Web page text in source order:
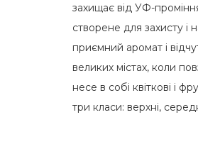
захищає від УФ-
створене для захисту і
приємний аромат і
великих містах, коли
несе в собі квіткові і
три класи: верхні,